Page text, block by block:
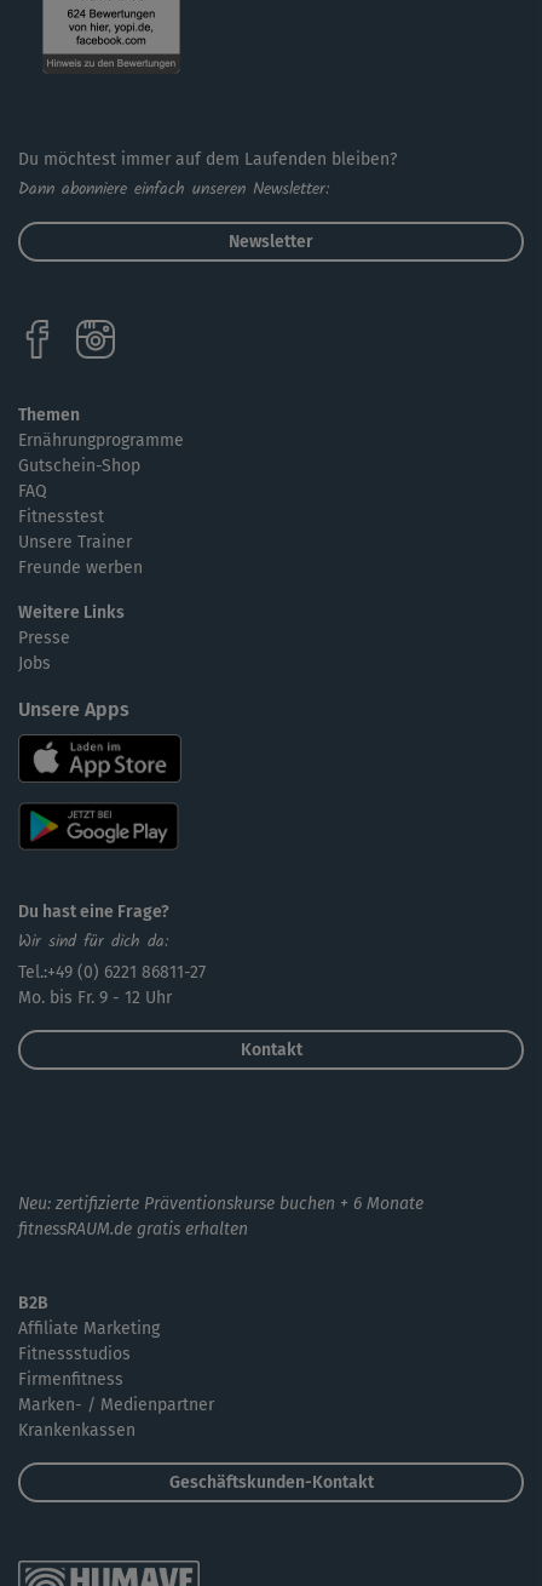
Du möchtest immer auf dem Laufenden bleiben?
Dann abonniere einfach unseren Newsletter:
Newsletter
Themen
Ernährungprogramme
Gutschein-Shop
FAQ
Fitnesstest
Unsere Trainer
Freunde werben
Weitere Links
Presse
Jobs
Unsere Apps
Du hast eine Frage?
Wir sind für dich da:
Tel.:+49 (0) 6221 86811-27
Mo. bis Fr. 9 - 12 Uhr
Kontakt
Neu: zertifizierte Präventionskurse buchen + 6 Monate
fitnessRAUM.de gratis erhalten
B2B
Affiliate Marketing
Fitnessstudios
Firmenfitness
Marken- / Medienpartner
Krankenkassen
Geschäftskunden-Kontakt